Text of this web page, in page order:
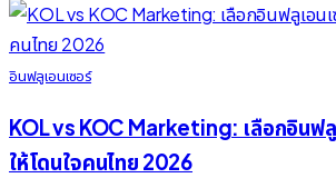
อินฟลูเอนเซอร์
KOL vs KOC Marketing: เลือกอินฟ
ให้โดนใจคนไทย 2026